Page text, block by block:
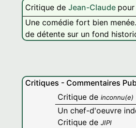
Critique de Jean-Claude pour
Une comédie fort bien
de détente sur un fond
Critiques - Commentaires
Critique de inconnu(e)
Un chef-d'oeuvre
Critique de JIPI